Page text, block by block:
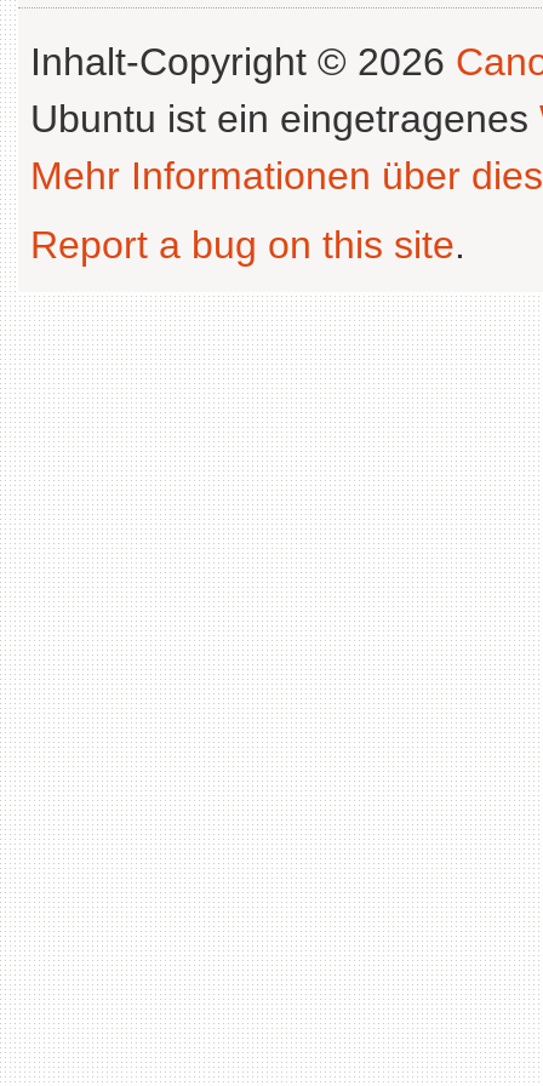
Inhalt-Copyright © 2026
Ubuntu ist ein eingetragenes
Mehr Informationen über
Report a bug on this site.